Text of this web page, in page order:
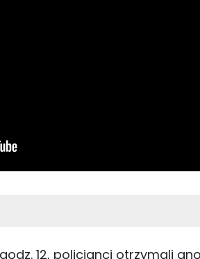
12, policjanci otrzymali